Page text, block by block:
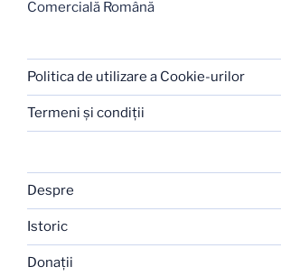
Comercială Română
Politica de utilizare a Cookie-urilor
Termeni şi condiţii
Despre
Istoric
Donaţii